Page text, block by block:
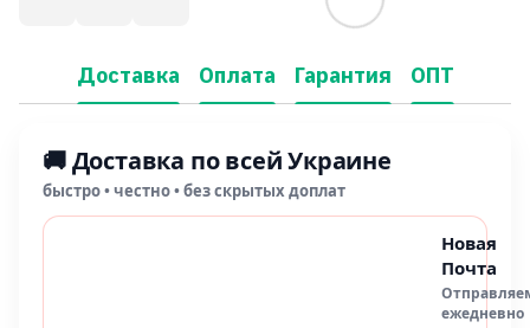
Доставка Оплата Гарантия ОПТ
🚚 Доставка по всей Украине
быстро • честно • без скрытых доплат
Новая
Почта
ежедневно